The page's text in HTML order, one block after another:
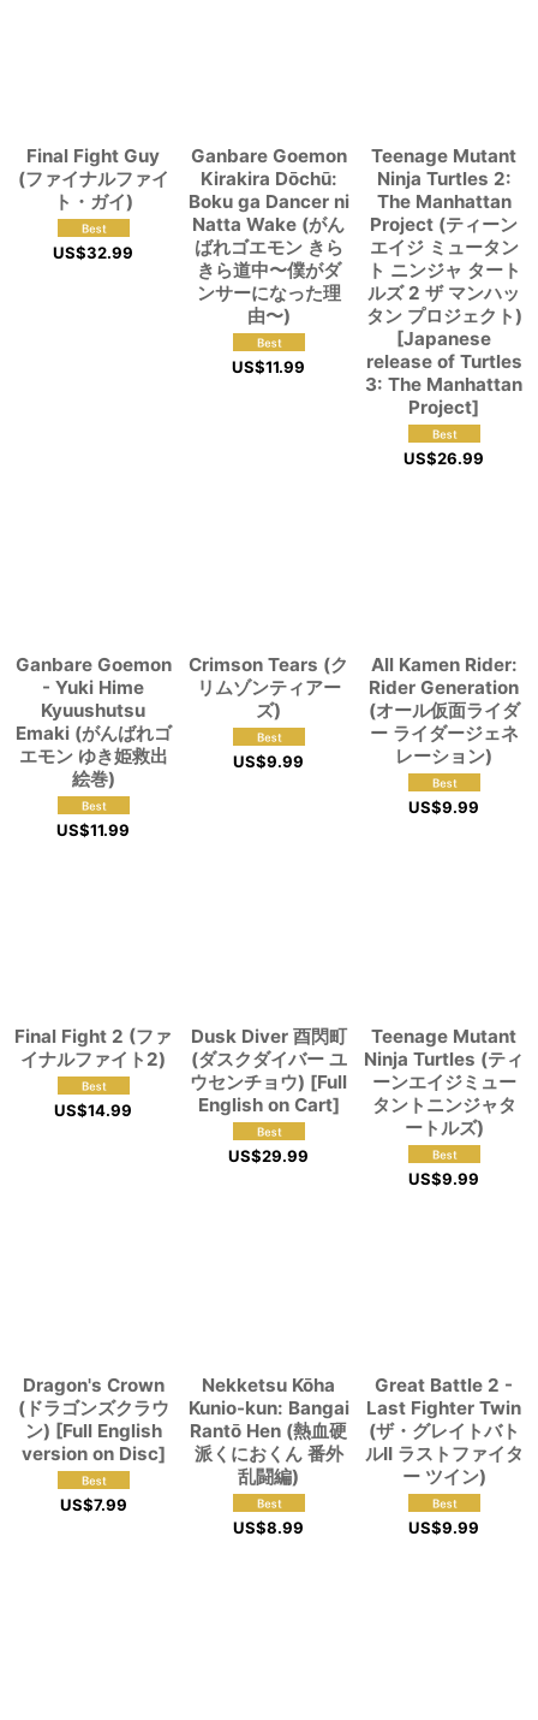
Final Fight Guy
(ファイナルファイ
ト・ガイ)
US$32.99
Ganbare Goemon
Kirakira Dōchū:
Boku ga Dancer ni
Natta Wake (がん
ばれゴエモン きら
きら道中〜僕がダ
ンサーになった理
由〜)
US$11.99
Teenage Mutant
Ninja Turtles 2:
The Manhattan
Project (ティーン
エイジ ミュータン
ト ニンジャ タート
ルズ 2 ザ マンハッ
タン プロジェクト)
[Japanese
release of Turtles
3: The Manhattan
Project]
US$26.99
Ganbare Goemon
- Yuki Hime
Kyuushutsu
Emaki (がんばれゴ
エモン ゆき姫救出
絵巻)
US$11.99
Crimson Tears (ク
リムゾンティアー
ズ)
US$9.99
All Kamen Rider:
Rider Generation
(オール仮面ライダ
ー ライダージェネ
レーション)
US$9.99
Final Fight 2 (ファ
イナルファイト2)
US$14.99
Dusk Diver 酉閃町
(ダスクダイバー ユ
ウセンチョウ) [Full
English on Cart]
US$29.99
Teenage Mutant
Ninja Turtles (ティ
ーンエイジミュー
タントニンジャタ
ートルズ)
US$9.99
Dragon's Crown
(ドラゴンズクラウ
ン) [Full English
version on Disc]
US$7.99
Nekketsu Kōha
Kunio-kun: Bangai
Rantō Hen (熱血硬
派くにおくん 番外
乱闘編)
US$8.99
Great Battle 2 -
Last Fighter Twin
(ザ・グレイトバト
ルII ラストファイタ
ー ツイン)
US$9.99